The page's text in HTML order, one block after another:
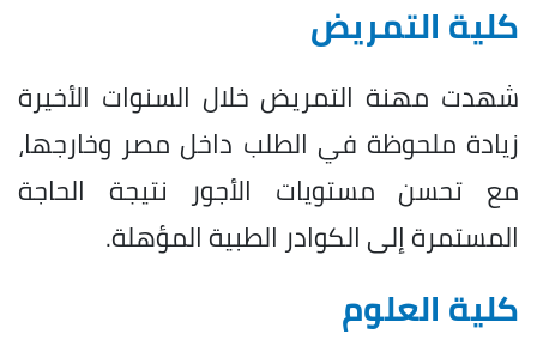
كلية التمريض
شهدت مهنة التمريض خلال السنوات الأخيرة
زيادة ملحوظة في الطلب داخل مصر وخارجها،
مع تحسن مستويات الأجور نتيجة الحاجة
المستمرة إلى الكوادر الطبية المؤهلة.
كلية العلوم